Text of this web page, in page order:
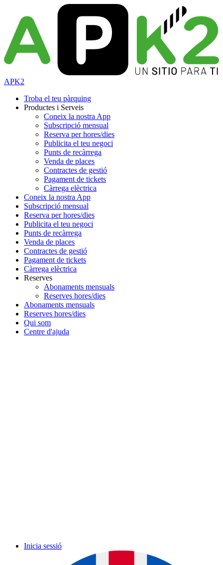
APK2
Troba el teu pàrquing
Productes i Serveis
Coneix la nostra App
Subscripció mensual
Reserva per hores/dies
Publicita el teu negoci
Punts de recàrrega
Venda de places
Contractes de gestió
Pagament de tickets
Càrrega elèctrica
Coneix la nostra App
Subscripció mensual
Reserva per hores/dies
Publicita el teu negoci
Punts de recàrrega
Venda de places
Contractes de gestió
Pagament de tickets
Càrrega elèctrica
Reserves
Abonaments mensuals
Reserves hores/dies
Abonaments mensuals
Reserves hores/dies
Qui som
Centre d'ajuda
Inicia sessió